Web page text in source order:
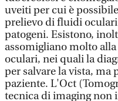
uveiti per cui è
prelievo di fluidi
patogeni. Esistono,
assomigliano molto
oculari, nei quali la
per salvare la vista, ma
paziente. L'Oct
tecnica di imaging non